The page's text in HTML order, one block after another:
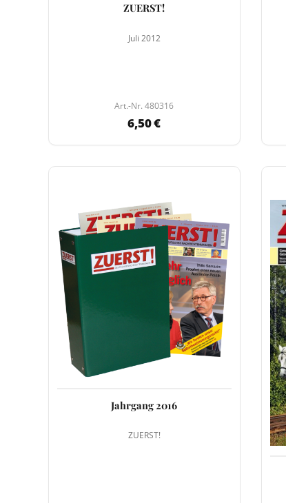
ZUERST!
Juli 2012
Art.-Nr. 480316
6,50 €
Jahrgang 2016
ZUERST!